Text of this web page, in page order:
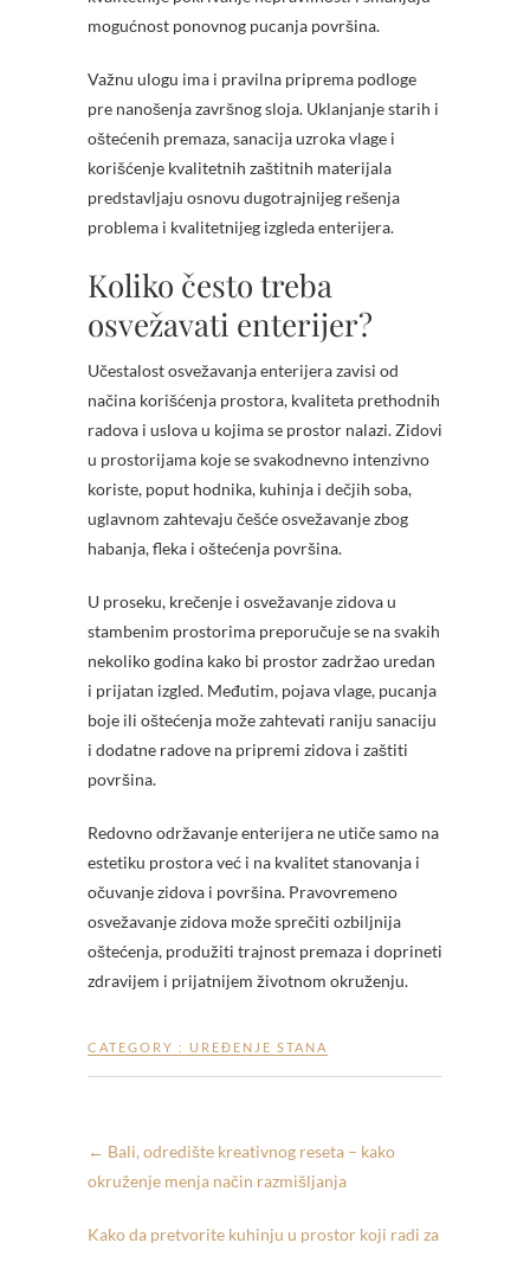
mogućnost ponovnog pucanja površina.
Važnu ulogu ima i pravilna priprema podloge
pre nanošenja završnog sloja. Uklanjanje starih i
oštećenih premaza, sanacija uzroka vlage i
korišćenje kvalitetnih zaštitnih materijala
predstavljaju osnovu dugotrajnijeg rešenja
problema i kvalitetnijeg izgleda enterijera.
Koliko često treba
osvežavati enterijer?
Učestalost osvežavanja enterijera zavisi od
načina korišćenja prostora, kvaliteta prethodnih
radova i uslova u kojima se prostor nalazi. Zidovi
u prostorijama koje se svakodnevno intenzivno
koriste, poput hodnika, kuhinja i dečjih soba,
uglavnom zahtevaju češće osvežavanje zbog
habanja, fleka i oštećenja površina.
U proseku, krečenje i osvežavanje zidova u
stambenim prostorima preporučuje se na svakih
nekoliko godina kako bi prostor zadržao uredan
i prijatan izgled. Međutim, pojava vlage, pucanja
boje ili oštećenja može zahtevati raniju sanaciju
i dodatne radove na pripremi zidova i zaštiti
površina.
Redovno održavanje enterijera ne utiče samo na
estetiku prostora već i na kvalitet stanovanja i
očuvanje zidova i površina. Pravovremeno
osvežavanje zidova može sprečiti ozbiljnija
oštećenja, produžiti trajnost premaza i doprineti
zdravijem i prijatnijem životnom okruženju.
CATEGORY : UREĐENJE STANA
← Bali, odredište kreativnog reseta – kako
okruženje menja način razmišljanja
Kako da pretvorite kuhinju u prostor koji radi za